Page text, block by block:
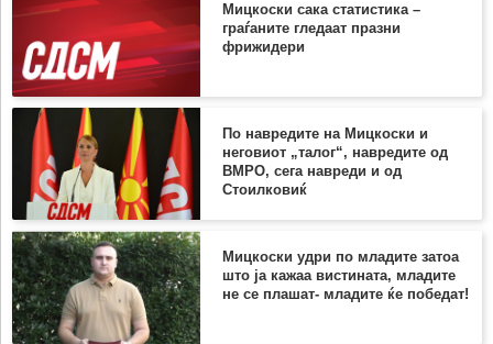
Мицкоски сака статистика –
граѓаните гледаат празни
фрижидери
По навредите на Мицкоски и
неговиот „талог“, навредите од
ВМРО, сега навреди и од
Стоилковиќ
Мицкоски удри по младите затоа
што ја кажаа вистината, младите
не се плашат- младите ќе победат!